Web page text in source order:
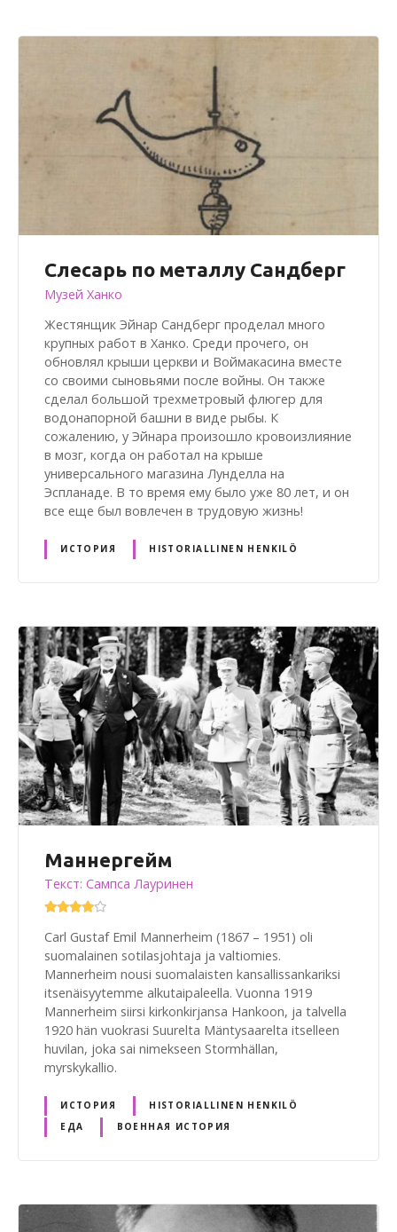
Слесарь по металлу Сандберг
Музей Ханко
Жестянщик Эйнар Сандберг проделал много
крупных работ в Ханко. Среди прочего, он
обновлял крыши церкви и Воймакасина вместе
со своими сыновьями после войны. Он также
сделал большой трехметровый флюгер для
водонапорной башни в виде рыбы. К
сожалению, у Эйнара произошло кровоизлияние
в мозг, когда он работал на крыше
универсального магазина Лунделла на
Эспланаде. В то время ему было уже 80 лет, и он
все еще был вовлечен в трудовую жизнь!
ИСТОРИЯ HISTORIALLINEN HENKILÖ
Маннергейм
Текст: Сампса Лауринен
Carl Gustaf Emil Mannerheim (1867 – 1951) oli
suomalainen sotilasjohtaja ja valtiomies.
Mannerheim nousi suomalaisten kansallissankariksi
itsenäisyytemme alkutaipaleella. Vuonna 1919
Mannerheim siirsi kirkonkirjansa Hankoon, ja talvella
1920 hän vuokrasi Suurelta Mäntysaarelta itselleen
huvilan, joka sai nimekseen Stormhällan,
myrskykallio.
ИСТОРИЯ
HISTORIALLINEN HENKILÖ
ЕДА
ВОЕННАЯ ИСТОРИЯ